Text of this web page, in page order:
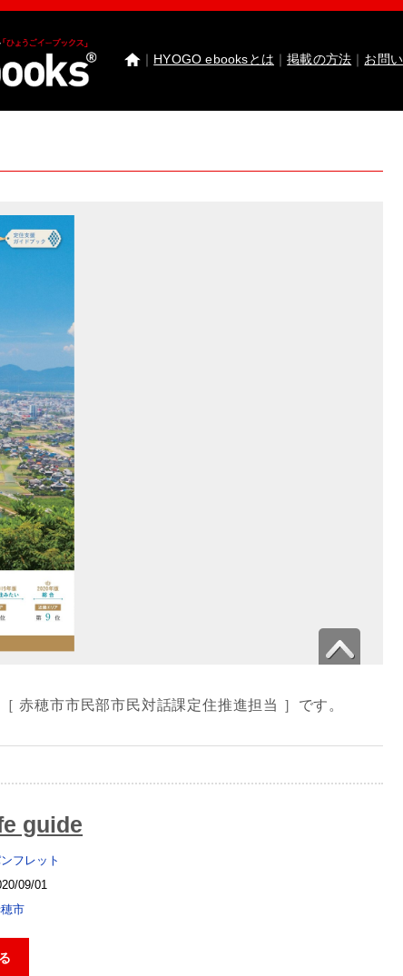
｜ HYOGO ebooksとは ｜掲載の方法 ｜ お問
わたしたちのまち北播磨がもっと好きになる な
園田学園女子大学 園田学園女子大学短期大学部
神戸市
多可
加東
よ
セキュリ
赤穂市市民部市民対話課定住推進担当 ］です。
guide
フレット
09/01
市